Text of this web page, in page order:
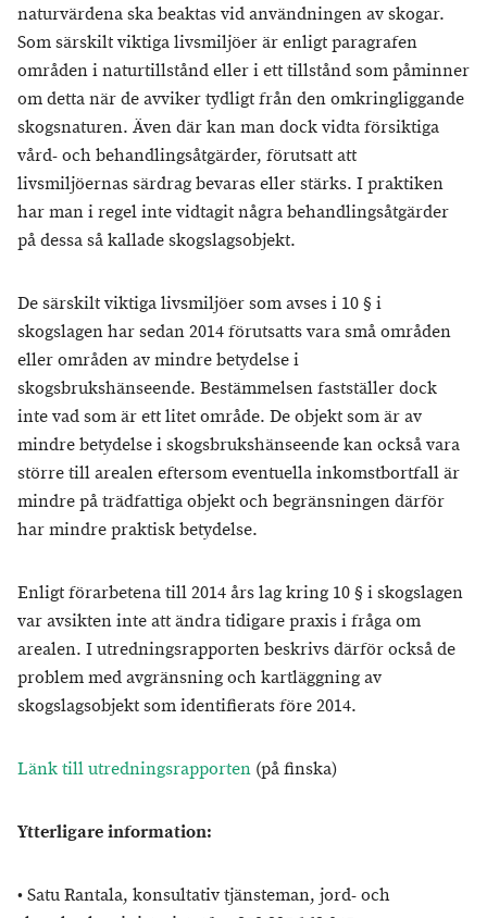
naturvärdena ska beaktas vid användningen av skogar.
Som särskilt viktiga livsmiljöer är enligt paragrafen
områden i naturtillstånd eller i ett tillstånd som påminner
om detta när de avviker tydligt från den omkringliggande
skogsnaturen. Även där kan man dock vidta försiktiga
vård- och behandlingsåtgärder, förutsatt att
livsmiljöernas särdrag bevaras eller stärks. I praktiken
har man i regel inte vidtagit några behandlingsåtgärder
på dessa så kallade skogslagsobjekt.
De särskilt viktiga livsmiljöer som avses i 10 § i
skogslagen har sedan 2014 förutsatts vara små områden
eller områden av mindre betydelse i
skogsbrukshänseende. Bestämmelsen fastställer dock
inte vad som är ett litet område. De objekt som är av
mindre betydelse i skogsbrukshänseende kan också vara
större till arealen eftersom eventuella inkomstbortfall är
mindre på trädfattiga objekt och begränsningen därför
har mindre praktisk betydelse.
Enligt förarbetena till 2014 års lag kring 10 § i skogslagen
var avsikten inte att ändra tidigare praxis i fråga om
arealen. I utredningsrapporten beskrivs därför också de
problem med avgränsning och kartläggning av
skogslagsobjekt som identifierats före 2014.
Länk till utredningsrapporten (på finska)
Ytterligare information:
• Satu Rantala, konsultativ tjänsteman, jord- och